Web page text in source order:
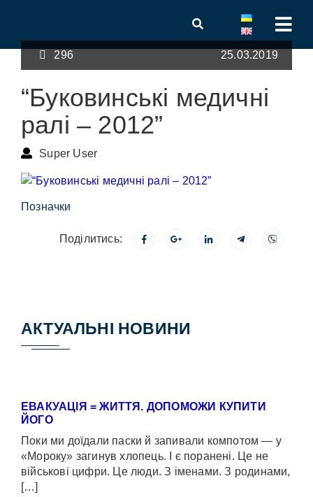
296 25.03.2019
“Буковинські медичні
ралі – 2012”
Super User
Позначки
Поділитись:
АКТУАЛЬНІ НОВИНИ
ЕВАКУАЦІЯ = ЖИТТЯ. ДОПОМОЖИ КУПИТИ
ЙОГО
Поки ми доїдали паски й запивали компотом — у
«Мороку» загинув хлопець. І є поранені. Це не
військові цифри. Це люди. З іменами. З родинами,
[…]